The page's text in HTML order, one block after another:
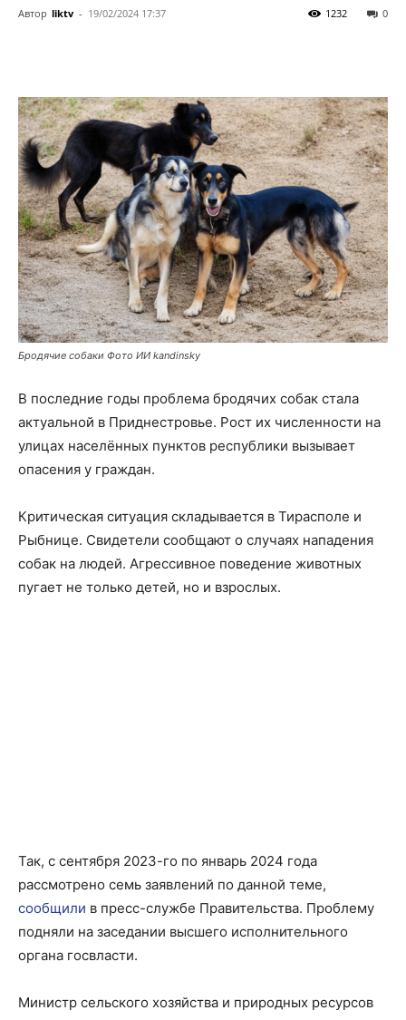
Автор liktv - 19/02/2024 17:37 0
1232
Бродячие собаки Фото ИИ kandinsky
В последние годы проблема бродячих собак стала
актуальной в Приднестровье. Рост их численности на
улицах населённых пунктов республики вызывает
опасения у граждан.
Критическая ситуация складывается в Тирасполе и
Рыбнице. Свидетели сообщают о случаях нападения
собак на людей. Агрессивное поведение животных
пугает не только детей, но и взрослых.
Так, с сентября 2023-го по январь 2024 года
рассмотрено семь заявлений по данной теме,
сообщили в пресс-службе Правительства. Проблему
подняли на заседании высшего исполнительного
органа госвласти.
Министр сельского хозяйства и природных ресурсов